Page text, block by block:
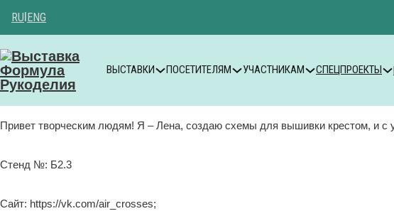
RU|ENG
ВЫСТАВКИ ПОСЕТИТЕЛЯМ УЧАСТНИКАМ СПЕЦПРОЕКТЫ
Привет творческим людям! Я – Лена, создаю схемы для вышивки крестом, и
Стенд №: Б2.3
Сайт: https://vk.com/air_crosses;